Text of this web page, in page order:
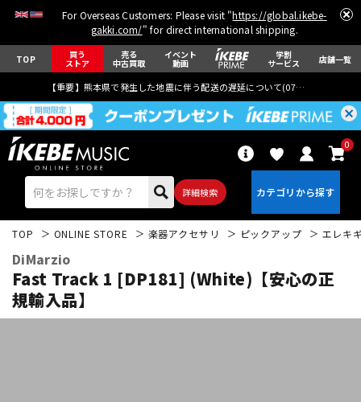
For Overseas Customers: Please visit "https://global.ikebe-
gakki.com/" for direct international shipping.
TOP 買う
ストア
売る
中古買取
イベント
動画
学割
サービス 店舗一覧
【重要】熊本県で発生した地震に伴う配送の遅延について(07月29日
詳細検索
0
TOP ONLINE STORE 楽器アクセサリ ピックアップ エレキ
DiMarzio
Fast Track 1 [DP181] (White)【安心の正
規輸入品】